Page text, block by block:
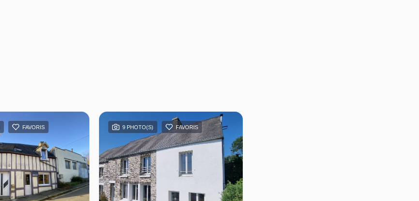
FAVORIS 9 PHOTO(S) FAVORIS